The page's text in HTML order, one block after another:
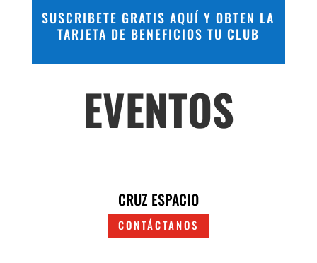
SUSCRIBETE GRATIS AQUÍ Y OBTEN LA
TARJETA DE BENEFICIOS TU CLUB
EVENTOS
CRUZ ESPACIO
CONTÁCTANOS